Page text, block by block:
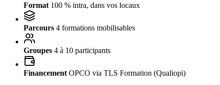
Format 100 % intra, dans vos locaux
Parcours 4 formations mobilisables
Groupes 4 à 10 participants
Financement OPCO via TLS Formation (Qualiopi)